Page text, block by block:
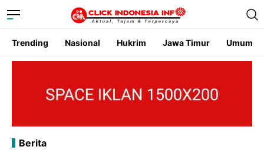
Trending Nasional Hukrim Jawa Timur Umum
Berita